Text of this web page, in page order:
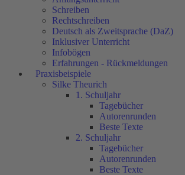
Schreiben
Rechtschreiben
Deutsch als Zweitsprache (DaZ)
Inklusiver Unterricht
Infobögen
Erfahrungen - Rückmeldungen
Praxisbeispiele
Silke Theurich
1. Schuljahr
Tagebücher
Autorenrunden
Beste Texte
2. Schuljahr
Tagebücher
Autorenrunden
Beste Texte